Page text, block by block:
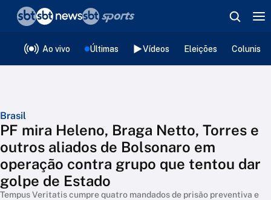
Ao vivo Últimas Vídeos Eleições
Brasil
PF mira Heleno, Braga Netto, Torres e
outros aliados de Bolsonaro em
operação contra grupo que tentou dar
golpe de Estado
Tempus Veritatis cumpre quatro mandados de prisão preventiva e
❮voltar
Editorias